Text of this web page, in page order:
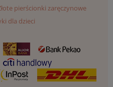
pierścionki zaręczynowe
dla dzieci